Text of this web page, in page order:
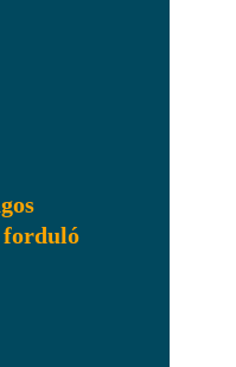
forduló